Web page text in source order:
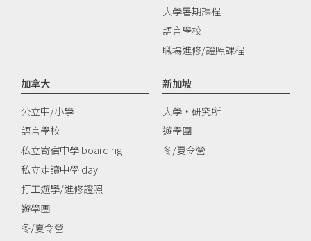
大學暑期課程
語言學校
職場進修/證照課程
加拿大
公立中/小學
語言學校
私立寄宿中學 boarding
私立走讀中學 day
打工遊學/進修證照
遊學團
冬/夏令營
新加坡
大學‧研究所
遊學團
冬/夏令營